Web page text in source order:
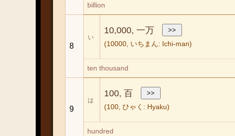
billion
8
い
10,000, 一万
(10000, いちまん: Ichi-man)
ten thousand
9
は
100, 百
(100, ひゃく: Hyaku)
hundred